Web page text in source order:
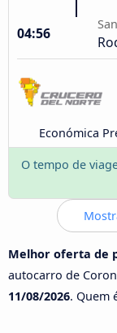
04:56
Económica
O tempo de
Melhor oferta de
autocarro de
11/08/2026. Quem